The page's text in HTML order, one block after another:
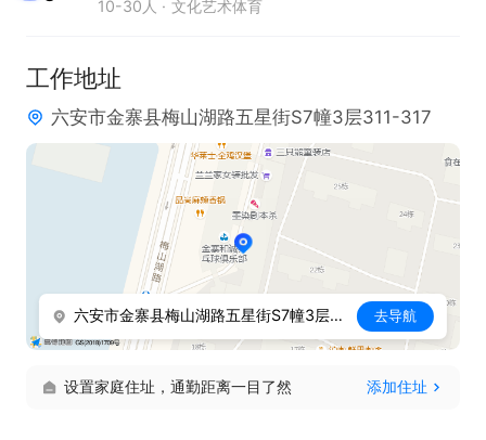
10-30人 文化艺术体育
工作地址
六安市金寨县梅山湖路五星街S7幢3层311-317
六安市金寨县梅山湖路五星街S7幢3层311-317 去导航
设置家庭住址，通勤距离一目了然 添加住址